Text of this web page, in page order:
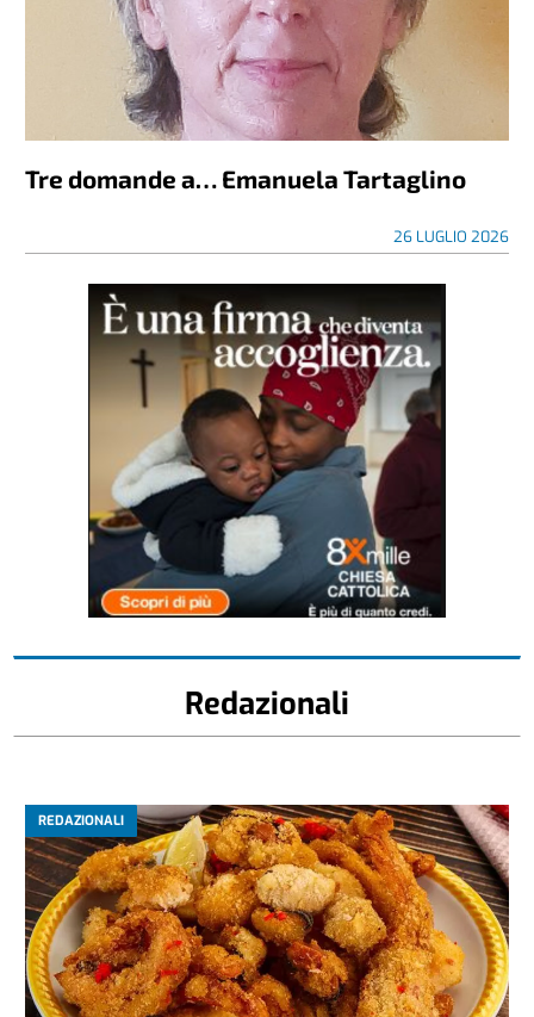
Tre domande a… Emanuela Tartaglino
26 LUGLIO 2026
Redazionali
REDAZIONALI